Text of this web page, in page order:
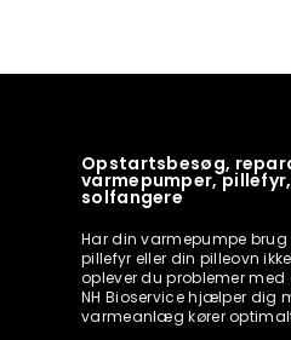
Opstartsbesøg,
varmepumper,
solfangere
Har din varmepumpe brug
pillefyr eller din pilleovn
oplever du problemer
NH Bioservice hjælper dig
varmeanlæg kører